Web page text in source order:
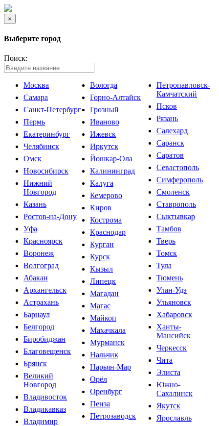
×
Выберите город
Поиск:
Москва
Самара
Санкт-Петербург
Пермь
Екатеринбург
Челябинск
Омск
Новосибирск
Нижний
Новгород
Казань
Ростов-на-Дону
Уфа
Красноярск
Воронеж
Волгоград
Абакан
Архангельск
Астрахань
Барнаул
Белгород
Биробиджан
Благовещенск
Брянск
Великий
Новгород
Владивосток
Владикавказ
Владимир
Вологда
Горно-Алтайск
Грозный
Иваново
Ижевск
Иркутск
Йошкар-Ола
Калининград
Калуга
Кемерово
Киров
Кострома
Краснодар
Курган
Курск
Кызыл
Липецк
Магадан
Магас
Майкоп
Махачкала
Мурманск
Нальчик
Нарьян-Мар
Орёл
Оренбург
Пенза
Петрозаводск
Петропавловск-
Камчатский
Псков
Рязань
Салехард
Саранск
Саратов
Севастополь
Симферополь
Смоленск
Ставрополь
Сыктывкар
Тамбов
Тверь
Томск
Тула
Тюмень
Улан-Удэ
Ульяновск
Хабаровск
Ханты-
Мансийск
Черкесск
Чита
Элиста
Южно-
Сахалинск
Якутск
Ярославль